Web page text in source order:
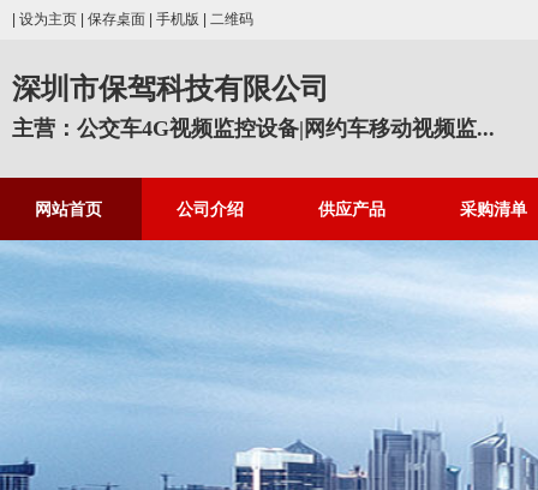
设为主页 保存桌面 手机版 二维码
深圳市保驾科技有限公司
主营：公交车4G视频监控设备|网约车移动视频监...
网站首页 公司介绍 供应产品 采购清单